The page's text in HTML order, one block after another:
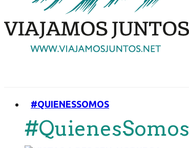
#QUIENESSOMOS
#QuienesSomos